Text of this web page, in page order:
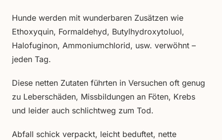
Hunde werden mit wunderbaren Zusätzen wie
Ethoxyquin, Formaldehyd, Butylhydroxytoluol,
Halofuginon, Ammoniumchlorid, usw. verwöhnt –
jeden Tag.
Diese netten Zutaten führten in Versuchen oft genug
zu Leberschäden, Missbildungen an Föten, Krebs
und leider auch schlichtweg zum Tod.
Abfall schick verpackt, leicht beduftet, nette